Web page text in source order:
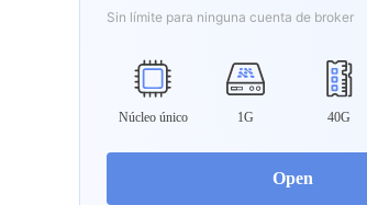
Sin límite para ninguna cuenta de broker
Núcleo único 1G 40G
Open